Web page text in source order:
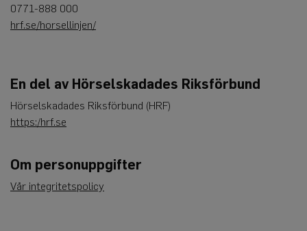
0771-888 000
hrf.se/horsellinjen/
En del av Hörselskadades Riksförbund
Hörselskadades Riksförbund (HRF)
https:/hrf.se
Om personuppgifter
Vår integritetspolicy